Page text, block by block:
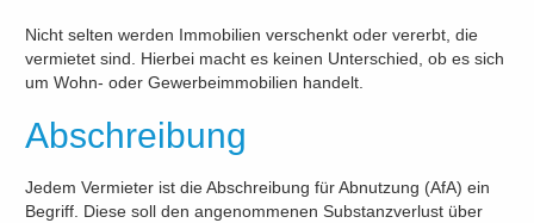
Nicht selten werden Immobilien verschenkt oder vererbt, die
vermietet sind. Hierbei macht es keinen Unterschied, ob es sich
um Wohn- oder Gewerbeimmobilien handelt.
Abschreibung
Jedem Vermieter ist die Abschreibung für Abnutzung (AfA) ein
Begriff. Diese soll den angenommenen Substanzverlust über